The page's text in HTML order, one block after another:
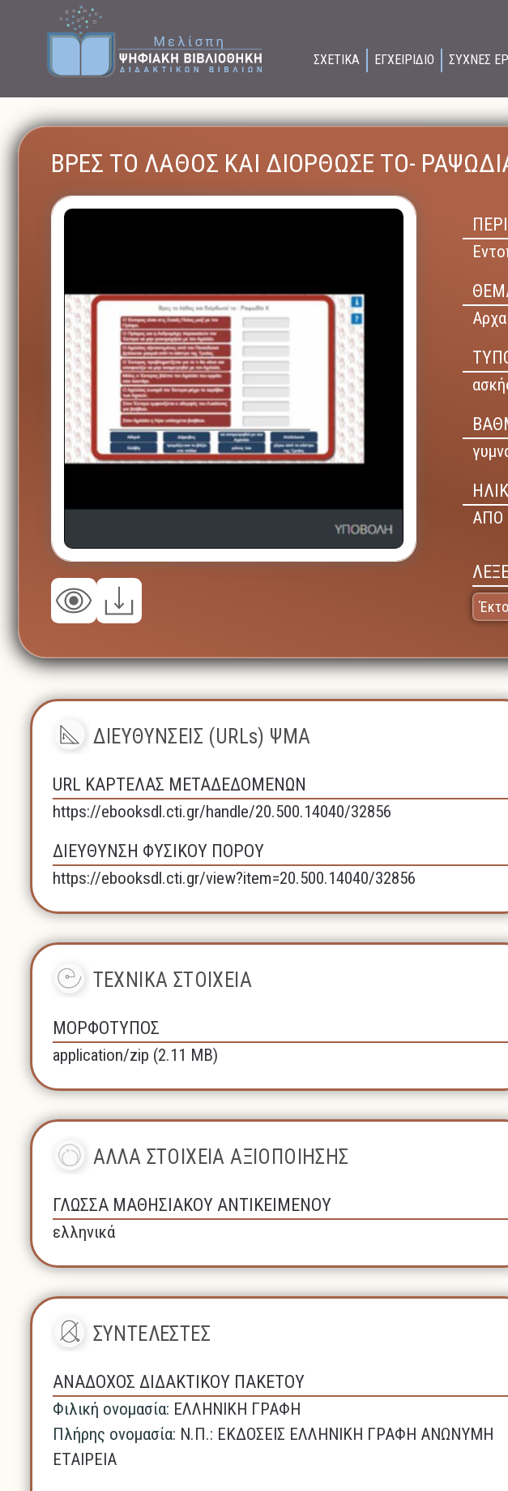
ΣΧΕΤΙΚΑ ΕΓΧΕΙΡΙΔΙΟ ΣΥΧΝΕΣ
ΒΡΕΣ ΤΟ ΛΑΘΟΣ ΚΑΙ ΔΙΟΡΘΩΣΕ ΤΟ-
ΑΠΟ
ΔΙΕΥΘΥΝΣΕΙΣ (URLs) ΨΜΑ
URL ΚΑΡΤΕΛΑΣ ΜΕΤΑΔΕΔΟΜΕΝΩΝ
https://ebooksdl.cti.gr/handle/20.500.14040/32856
ΔΙΕΥΘΥΝΣΗ ΦΥΣΙΚΟΥ ΠΟΡΟΥ
https://ebooksdl.cti.gr/view?item=20.500.14040/32856
ΤΕΧΝΙΚΑ ΣΤΟΙΧΕΙΑ
ΜΟΡΦΟΤΥΠΟΣ
application/zip (2.11 MB)
ΑΛΛΑ ΣΤΟΙΧΕΙΑ ΑΞΙΟΠΟΙΗΣΗΣ
ΓΛΩΣΣΑ ΜΑΘΗΣΙΑΚΟΥ ΑΝΤΙΚΕΙΜΕΝΟΥ
ελληνικά
ΣΥΝΤΕΛΕΣΤΕΣ
ΑΝΑΔΟΧΟΣ ΔΙΔΑΚΤΙΚΟΥ ΠΑΚΕΤΟΥ
Φιλική ονομασία: ΕΛΛΗΝΙΚΗ ΓΡΑΦΗ
Πλήρης ονομασία: N.Π.: ΕΚΔΟΣΕΙΣ ΕΛΛΗΝΙΚΗ ΓΡΑΦΗ ΑΝΩΝΥΜΗ
ΕΤΑΙΡΕΙΑ